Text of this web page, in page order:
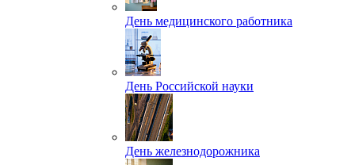
День медицинского работника
День Российской науки
День железнодорожника